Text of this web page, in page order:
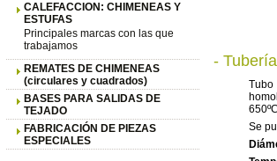
CALEFACCION: CHIMENEAS Y
ESTUFAS
Principales marcas con las que
trabajamos
REMATES DE CHIMENEAS
(circulares y cuadrados)
BASES PARA SALIDAS DE
TEJADO
FABRICACIÓN DE PIEZAS
ESPECIALES
-
Tubo
650ºC.
Se